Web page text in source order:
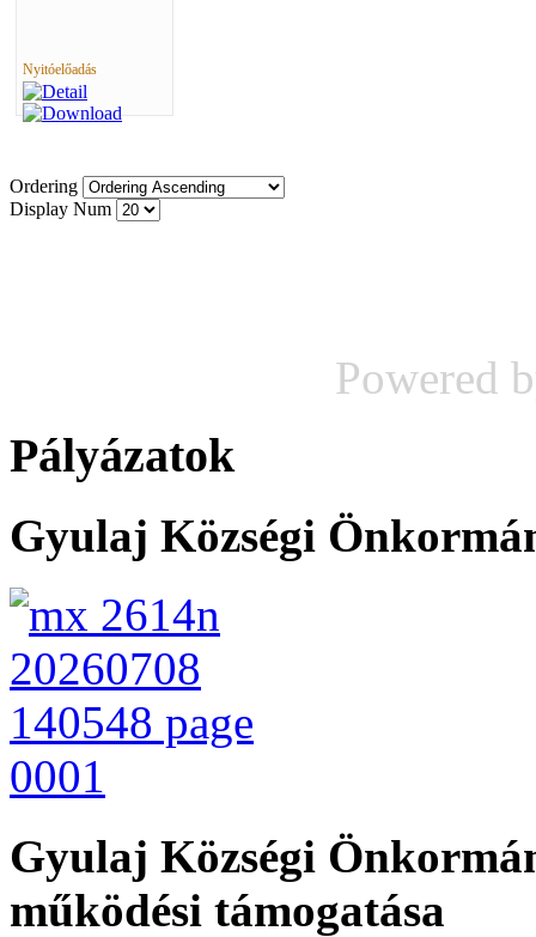
Nyitóelőadás
Ordering
Display Num
Powered
Pályázatok
Gyulaj Községi
Gyulaj Községi
működési támogatása